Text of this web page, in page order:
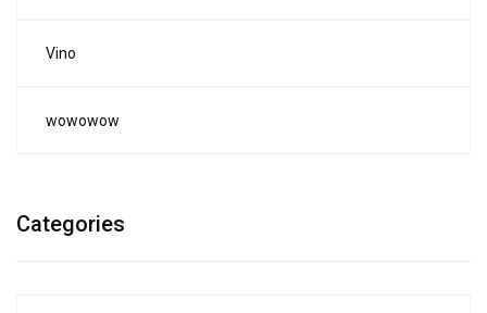
Vino
wowowow
Categories